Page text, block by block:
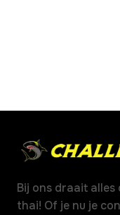
Bij ons draait alles
thai! Of je nu je